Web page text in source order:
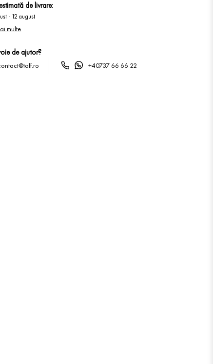
de livrare:
- 12 august
multe
de ajutor?
+40737 66 66 22